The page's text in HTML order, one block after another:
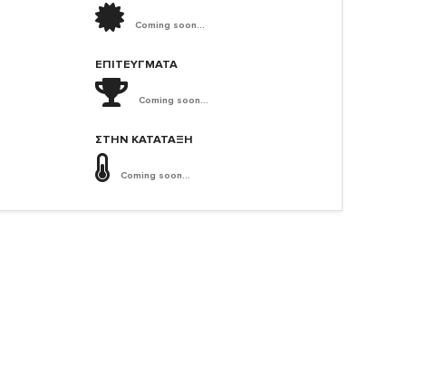
Coming soon...
ΕΠΙΤΕΎΓΜΑΤΑ
Coming soon...
ΣΤΗΝ ΚΑΤΆΤΑΞΗ
Coming soon...